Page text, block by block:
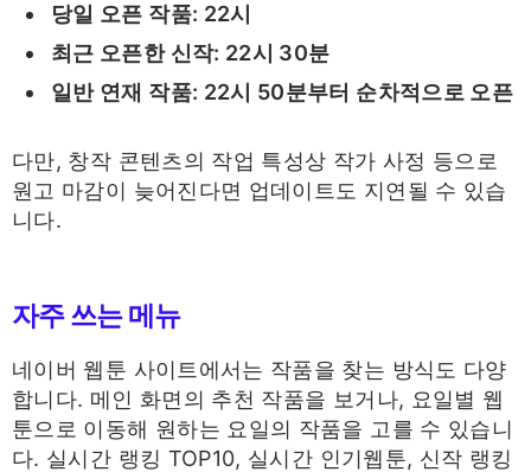
당일 오픈 작품: 22시
최근 오픈한 신작: 22시 30분
일반 연재 작품: 22시 50분부터 순차적으로 오픈
​다만, 창작 콘텐츠의 작업 특성상 작가 사정 등으로
원고 마감이 늦어진다면 업데이트도 지연될 수 있습
니다.
자주 쓰는 메뉴
네이버 웹툰 사이트에서는 작품을 찾는 방식도 다양
합니다. 메인 화면의 추천 작품을 보거나, 요일별 웹
툰으로 이동해 원하는 요일의 작품을 고를 수 있습니
다. 실시간 랭킹 TOP10, 실시간 인기웹툰, 신작 랭킹